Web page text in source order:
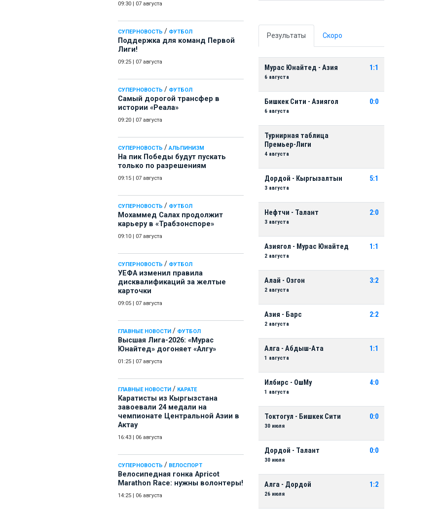
09:30 07 августа
СУПЕРНОВОСТЬ / ФУТБОЛ
Поддержка для команд Первой
Лиги!
09:25 07 августа
СУПЕРНОВОСТЬ / ФУТБОЛ
Самый дорогой трансфер в
истории «Реала»
09:20 07 августа
СУПЕРНОВОСТЬ / АЛЬПИНИЗМ
На пик Победы будут пускать
только по разрешениям
09:15 07 августа
СУПЕРНОВОСТЬ / ФУТБОЛ
Мохаммед Салах продолжит
карьеру в «Трабзонспоре»
09:10 07 августа
СУПЕРНОВОСТЬ / ФУТБОЛ
УЕФА изменил правила
дисквалификаций за желтые
карточки
09:05 07 августа
ГЛАВНЫЕ НОВОСТИ / ФУТБОЛ
Высшая Лига-2026: «Мурас
Юнайтед» догоняет «Алгу»
01:25 07 августа
ГЛАВНЫЕ НОВОСТИ / КАРАТЕ
Каратисты из Кыргызстана
завоевали 24 медали на
чемпионате Центральной Азии в
Актау
16:43 06 августа
СУПЕРНОВОСТЬ / ВЕЛОСПОРТ
Велосипедная гонка Apricot
Marathon Race: нужны волонтеры!
14:25 06 августа
Результаты Скоро
Мурас Юнайтед - Азия
6 августа
1:1
Бишкек Сити - Азиягол
6 августа
0:0
Турнирная таблица
Премьер-Лиги
4 августа
Дордой - Кыргызалтын
3 августа
5:1
Нефтчи - Талант
3 августа
2:0
Азиягол - Мурас Юнайтед
2 августа
1:1
Алай - Озгон
2 августа
3:2
Азия - Барс
2 августа
2:2
Алга - Абдыш-Ата
1 августа
1:1
Илбирс - ОшМу
1 августа
4:0
Токтогул - Бишкек Сити
30 июля
0:0
Дордой - Талант
30 июля
0:0
Алга - Дордой
26 июля
1:2